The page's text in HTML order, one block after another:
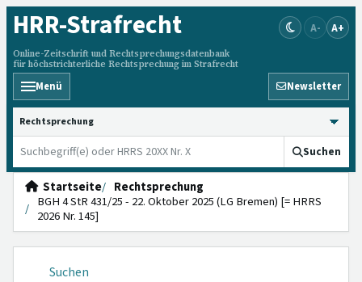
HRR-Strafrecht
Online-Zeitschrift und Rechtsprechungsdatenbank
für höchstrichterliche Rechtsprechung im Strafrecht
A- A+
Menü Newsletter
HRRS durchsuchen
Suchen
Startseite
Rechtsprechung
BGH 4 StR 431/25 - 22. Oktober 2025 (LG Bremen) [= HRRS
2026 Nr. 145]
Suchen